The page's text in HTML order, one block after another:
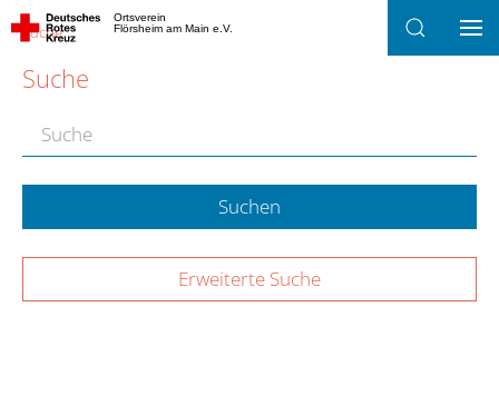
Ortsverein
Flörsheim am Main e.V.
Suche
Suche
Suchen
Erweiterte Suche